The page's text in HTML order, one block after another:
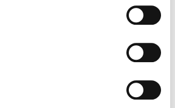
in vetro satinato Mito A20020 CR21